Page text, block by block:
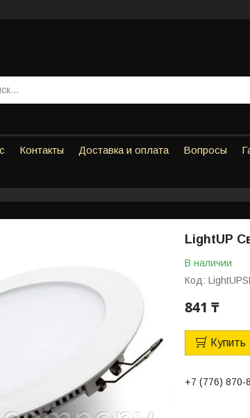
Контакты Доставка и оплата Вопросы
LightUP
В наличии
Код:
841 ₸
Купить
+7 (776) 870-